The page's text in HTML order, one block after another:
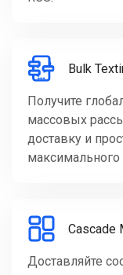
Bulk
Получите
массовых
доставку и
Cascade
Доставляйте